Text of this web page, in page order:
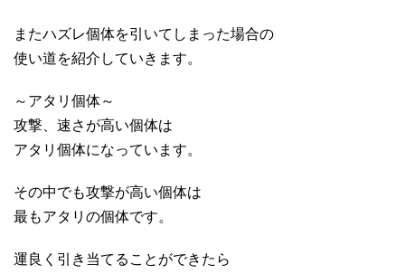
またハズレ個体を引いてしまった場合の
使い道を紹介していきます。
～アタリ個体～
攻撃、速さが高い個体は
アタリ個体になっています。
その中でも攻撃が高い個体は
最もアタリの個体です。
運良く引き当てることができたら